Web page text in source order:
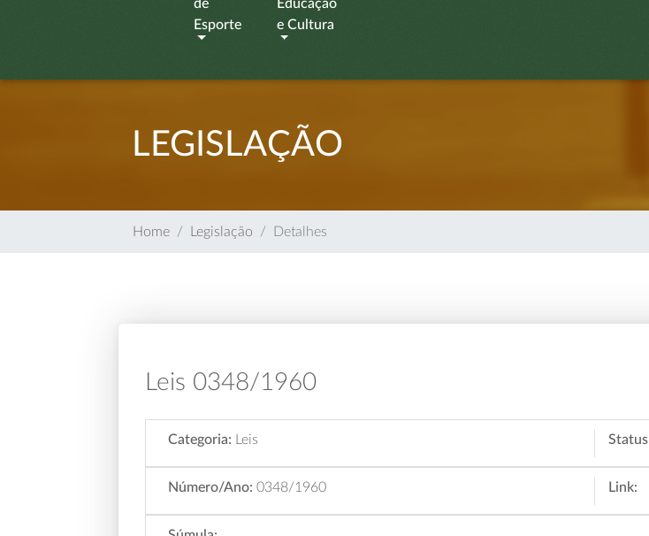
de
Esporte
Educação
e Cultura
LEGISLAÇÃO
Home Legislação Detalhes
Leis 0348/1960
Categoria: Leis
Número/Ano: 0348/1960 Link: